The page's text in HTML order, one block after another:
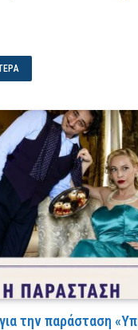
την παράσταση